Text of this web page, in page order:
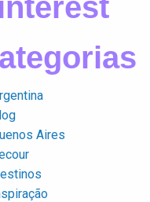
Aires